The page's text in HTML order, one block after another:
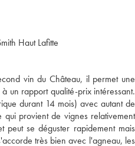
Haut Lafitte
vin du Château, il permet une
un rapport qualité-prix intéressant.
durant 14 mois) avec autant de
provient de vignes relativement
peut se déguster rapidement mais
très bien avec l'agneau, les